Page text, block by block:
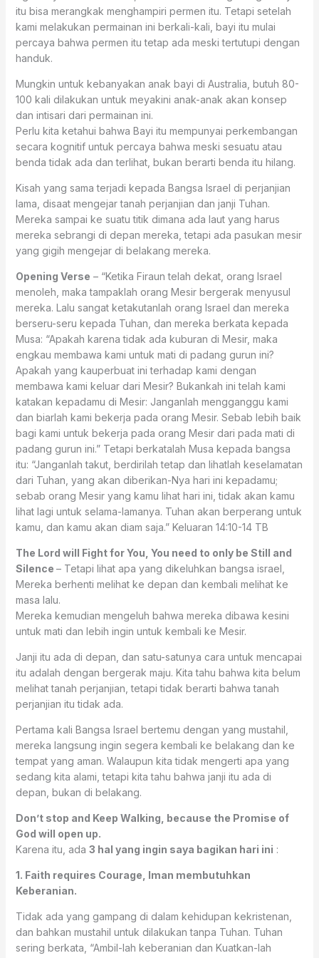
itu bisa merangkak menghampiri permen itu. Tetapi setelah
kami melakukan permainan ini berkali-kali, bayi itu mulai
percaya bahwa permen itu tetap ada meski tertutupi dengan
handuk.
Mungkin untuk kebanyakan anak bayi di Australia, butuh 80-
100 kali dilakukan untuk meyakini anak-anak akan konsep
dan intisari dari permainan ini.
Perlu kita ketahui bahwa Bayi itu mempunyai perkembangan
secara kognitif untuk percaya bahwa meski sesuatu atau
benda tidak ada dan terlihat, bukan berarti benda itu hilang.
Kisah yang sama terjadi kepada Bangsa Israel di perjanjian
lama, disaat mengejar tanah perjanjian dan janji Tuhan.
Mereka sampai ke suatu titik dimana ada laut yang harus
mereka sebrangi di depan mereka, tetapi ada pasukan mesir
yang gigih mengejar di belakang mereka.
Opening Verse – “Ketika Firaun telah dekat, orang Israel
menoleh, maka tampaklah orang Mesir bergerak menyusul
mereka. Lalu sangat ketakutanlah orang Israel dan mereka
berseru-seru kepada Tuhan, dan mereka berkata kepada
Musa: “Apakah karena tidak ada kuburan di Mesir, maka
engkau membawa kami untuk mati di padang gurun ini?
Apakah yang kauperbuat ini terhadap kami dengan
membawa kami keluar dari Mesir? Bukankah ini telah kami
katakan kepadamu di Mesir: Janganlah mengganggu kami
dan biarlah kami bekerja pada orang Mesir. Sebab lebih baik
bagi kami untuk bekerja pada orang Mesir dari pada mati di
padang gurun ini.” Tetapi berkatalah Musa kepada bangsa
itu: “Janganlah takut, berdirilah tetap dan lihatlah keselamatan
dari Tuhan, yang akan diberikan-Nya hari ini kepadamu;
sebab orang Mesir yang kamu lihat hari ini, tidak akan kamu
lihat lagi untuk selama-lamanya. Tuhan akan berperang untuk
kamu, dan kamu akan diam saja.” ‭‭Keluaran‬ ‭14:10-14‬ ‭TB‬‬
The Lord will Fight for You, You need to only be Still and
Silence – Tetapi lihat apa yang dikeluhkan bangsa israel,
Mereka berhenti melihat ke depan dan kembali melihat ke
masa lalu.
Mereka kemudian mengeluh bahwa mereka dibawa kesini
untuk mati dan lebih ingin untuk kembali ke Mesir.
Janji itu ada di depan, dan satu-satunya cara untuk mencapai
itu adalah dengan bergerak maju. Kita tahu bahwa kita belum
melihat tanah perjanjian, tetapi tidak berarti bahwa tanah
perjanjian itu tidak ada.
Pertama kali Bangsa Israel bertemu dengan yang mustahil,
mereka langsung ingin segera kembali ke belakang dan ke
tempat yang aman. Walaupun kita tidak mengerti apa yang
sedang kita alami, tetapi kita tahu bahwa janji itu ada di
depan, bukan di belakang.
Don’t stop and Keep Walking, because the Promise of
God will open up.
Karena itu, ada 3 hal yang ingin saya bagikan hari ini :
1. Faith requires Courage, Iman membutuhkan
Keberanian.
Tidak ada yang gampang di dalam kehidupan kekristenan,
dan bahkan mustahil untuk dilakukan tanpa Tuhan. Tuhan
sering berkata, “Ambil-lah keberanian dan Kuatkan-lah